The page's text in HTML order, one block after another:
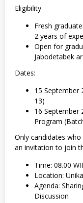
Eligibility
Fresh
2 years of
Open for
Jabodetabek
Dates:
15 September
13)
16 September
Program
Only candidates
an invitation to join
Time: 08.00
Location:
Agenda:
Discussion